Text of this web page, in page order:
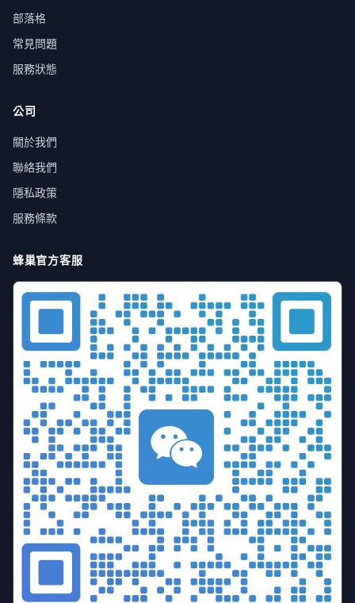
部落格
常見問題
服務狀態
公司
關於我們
聯絡我們
隱私政策
服務條款
蜂巢官方客服